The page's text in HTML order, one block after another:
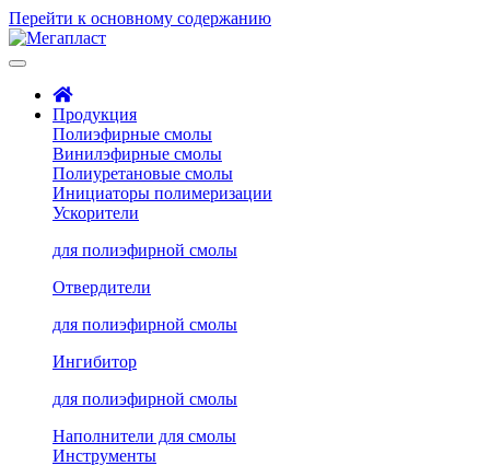
Перейти к основному содержанию
Продукция
Полиэфирные смолы
Винилэфирные смолы
Полиуретановые смолы
Инициаторы полимеризации
Ускорители
для полиэфирной смолы
Отвердители
для полиэфирной смолы
Ингибитор
для полиэфирной смолы
Наполнители для смолы
Инструменты